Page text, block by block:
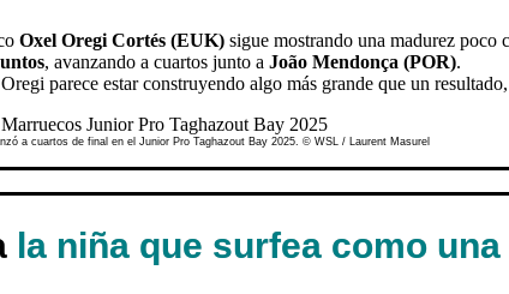
Oxel Oregi Cortés (EUK) sigue mostrando una madurez poco
, avanzando a cuartos junto a João Mendonça (POR).
parece estar construyendo algo más grande que un
a cuartos de final en el Junior Pro Taghazout Bay 2025. © WSL / Laurent Masurel
la niña que surfea como